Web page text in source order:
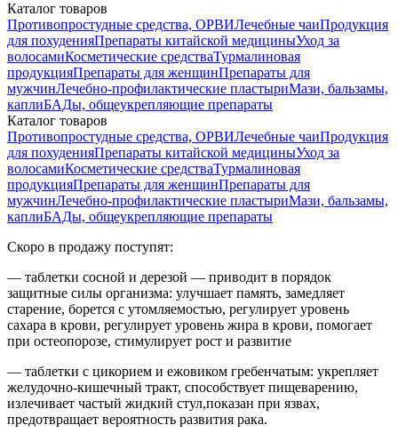
Каталог товаров
Противопростудные средства, ОРВИЛечебные чаиПродукция
для похуденияПрепараты китайской медициныУход за
волосамиКосметические средстваТурмалиновая
продукцияПрепараты для женщинПрепараты для
мужчинЛечебно-профилактические пластыриМази, бальзамы,
каплиБАДы, общеукрепляющие препараты
Каталог товаров
Противопростудные средства, ОРВИЛечебные чаиПродукция
для похуденияПрепараты китайской медициныУход за
волосамиКосметические средстваТурмалиновая
продукцияПрепараты для женщинПрепараты для
мужчинЛечебно-профилактические пластыриМази, бальзамы,
каплиБАДы, общеукрепляющие препараты
Скоро в продажу поступят:
— таблетки сосной и дерезой — приводит в порядок
защитные силы организма: улучшает память, замедляет
старение, борется с утомляемостью, регулирует уровень
сахара в крови, регулирует уровень жира в крови, помогает
при остеопорозе, стимулирует рост и развитие
— таблетки с цикорием и ежовиком гребенчатым: укрепляет
желудочно-кишечный тракт, способствует пищеварению,
излечивает частый жидкий стул,показан при язвах,
предотвращает вероятность развития рака.